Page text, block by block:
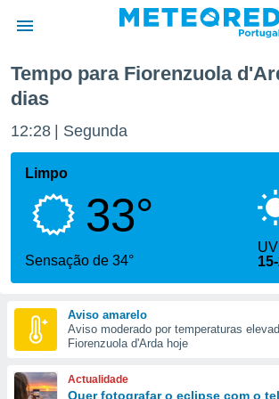
da
foi
para
e
digital
Tempo para Fiorenzuola
dias
12:28 Segunda
Limpo
33°
Sensação de 34°
Aviso amarelo
Aviso moderado por temperaturas
Fiorenzuola d'Arda hoje
Actualidade
Quer fotografar o eclipse com o